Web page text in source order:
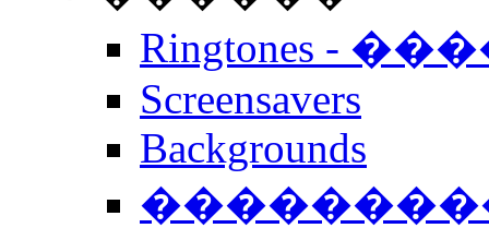
Ringtones -
Screensavers
Backgrounds